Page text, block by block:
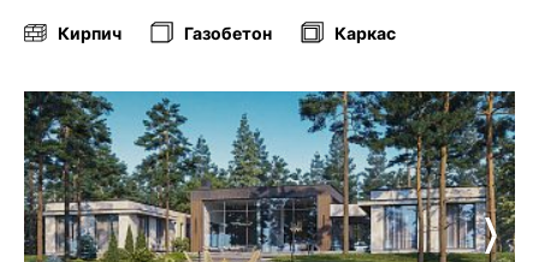
Кирпич Газобетон Каркас